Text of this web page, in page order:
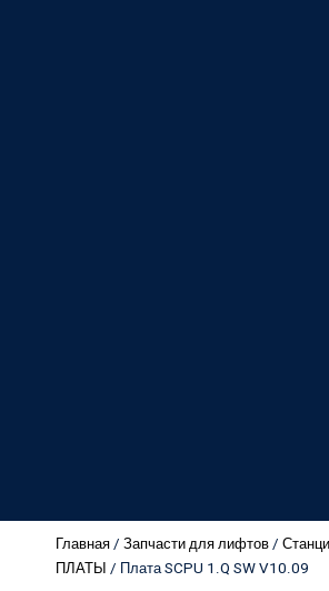
Главная / Запчасти для лифтов /
ПЛАТЫ / Плата SCPU 1.Q SW V10.09